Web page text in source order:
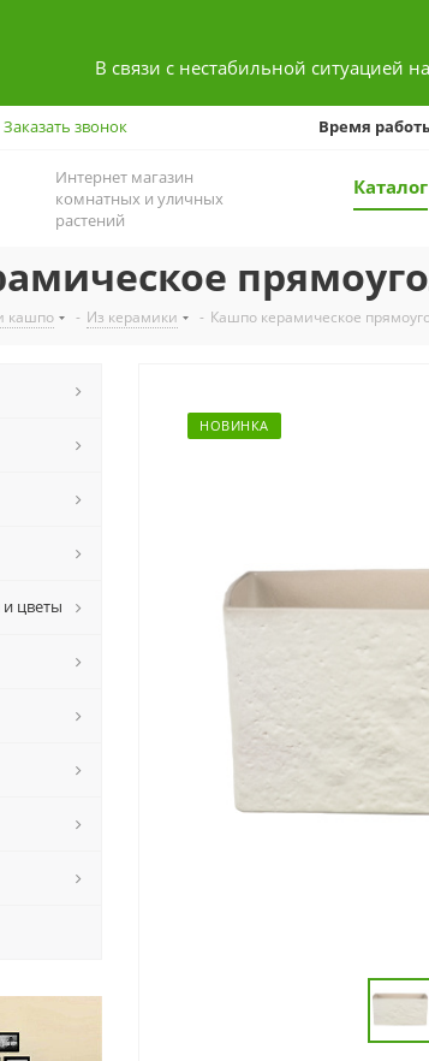
В связи с нестабильной ситуацией
Заказать звонок Время
Интернет магазин
комнатных и уличных
растений
Каталог
кашпо - Из керамики - Кашпо керамическое
НОВИНКА
и цветы